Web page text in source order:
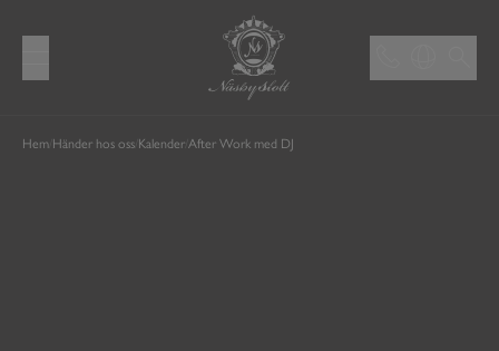
Hem Händer hos oss Kalender After Work med DJ